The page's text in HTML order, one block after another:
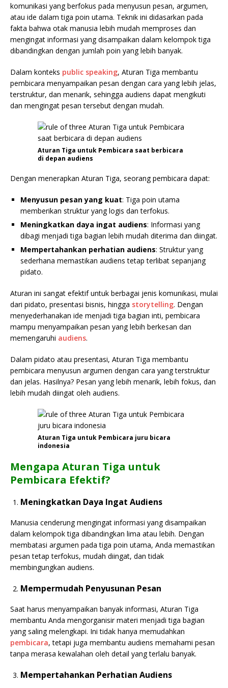
komunikasi yang berfokus pada menyusun pesan, argumen,
atau ide dalam tiga poin utama. Teknik ini didasarkan pada
fakta bahwa otak manusia lebih mudah memproses dan
mengingat informasi yang disampaikan dalam kelompok tiga
dibandingkan dengan jumlah poin yang lebih banyak.
Dalam konteks public speaking, Aturan Tiga membantu
pembicara menyampaikan pesan dengan cara yang lebih jelas,
terstruktur, dan menarik, sehingga audiens dapat mengikuti
dan mengingat pesan tersebut dengan mudah.
Aturan Tiga untuk Pembicara saat berbicara
di depan audiens
Dengan menerapkan Aturan Tiga, seorang pembicara dapat:
Menyusun pesan yang kuat: Tiga poin utama
memberikan struktur yang logis dan terfokus.
Meningkatkan daya ingat audiens: Informasi yang
dibagi menjadi tiga bagian lebih mudah diterima dan diingat.
Mempertahankan perhatian audiens: Struktur yang
sederhana memastikan audiens tetap terlibat sepanjang
pidato.
Aturan ini sangat efektif untuk berbagai jenis komunikasi, mulai
dari pidato, presentasi bisnis, hingga storytelling. Dengan
menyederhanakan ide menjadi tiga bagian inti, pembicara
mampu menyampaikan pesan yang lebih berkesan dan
memengaruhi audiens.
Dalam pidato atau presentasi, Aturan Tiga membantu
pembicara menyusun argumen dengan cara yang terstruktur
dan jelas. Hasilnya? Pesan yang lebih menarik, lebih fokus, dan
lebih mudah diingat oleh audiens.
Aturan Tiga untuk Pembicara juru bicara
indonesia
Mengapa Aturan Tiga untuk
Pembicara Efektif?
Meningkatkan Daya Ingat Audiens
Manusia cenderung mengingat informasi yang disampaikan
dalam kelompok tiga dibandingkan lima atau lebih. Dengan
membatasi argumen pada tiga poin utama, Anda memastikan
pesan tetap terfokus, mudah diingat, dan tidak
membingungkan audiens.
Mempermudah Penyusunan Pesan
Saat harus menyampaikan banyak informasi, Aturan Tiga
membantu Anda mengorganisir materi menjadi tiga bagian
yang saling melengkapi. Ini tidak hanya memudahkan
pembicara, tetapi juga membantu audiens memahami pesan
tanpa merasa kewalahan oleh detail yang terlalu banyak.
Mempertahankan Perhatian Audiens